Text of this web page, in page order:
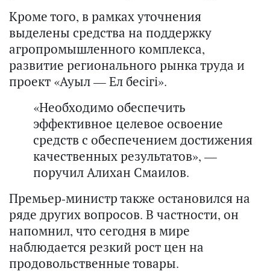
Кроме того, в рамках уточнения
выделены средства на поддержку
агропромышленного комплекса,
развитие регионального рынка труда и
проект «Ауыл — Ел бесігі».
«Необходимо обеспечить
эффективное целевое освоение
средств с обеспечением достижения
качественных результатов», —
поручил Алихан Смаилов.
Премьер-министр также остановился на
ряде других вопросов. В частности, он
напомнил, что сегодня в мире
наблюдается резкий рост цен на
продовольственные товары.